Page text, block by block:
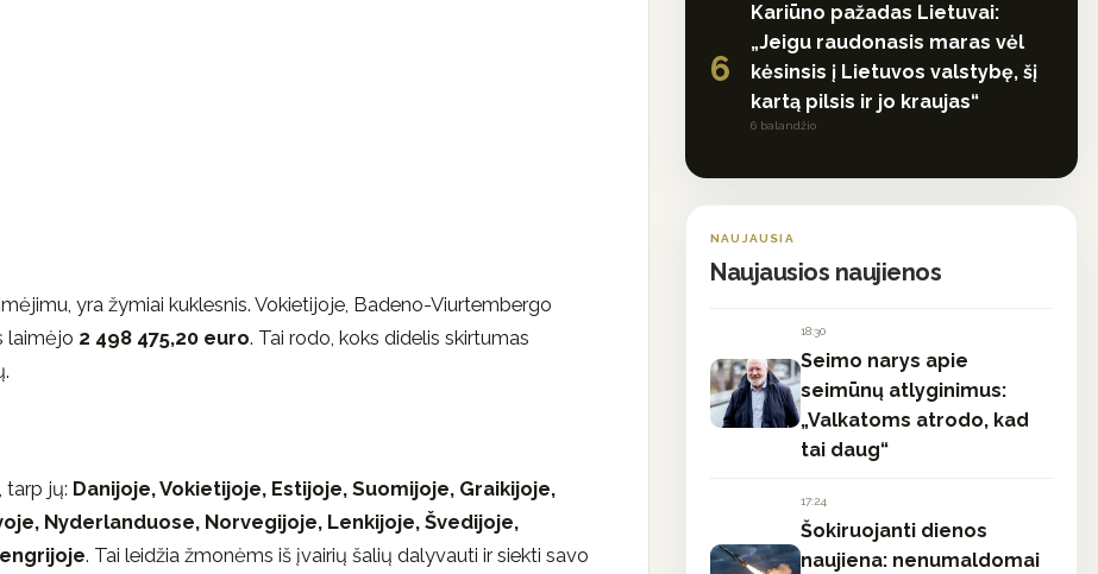
yra žymiai kuklesnis. Vokietijoje, Badeno-Viurtembergo
laimėjo 2 498 475,20 euro. Tai rodo, koks didelis skirtumas
, tarp jų: Danijoje, Vokietijoje, Estijoje, Suomijoje, Graikijoje,
Nyderlanduose, Norvegijoje, Lenkijoje, Švedijoje,
. Tai leidžia žmonėms iš įvairių šalių dalyvauti ir siekti savo
6
Kariūno pažadas Lietuvai:
„Jeigu raudonasis maras vėl
kėsinsis į Lietuvos valstybę, šį
kartą pilsis ir jo kraujas“
6 balandžio
NAUJAUSIA
Naujausios naujienos
18:30
Seimo narys apie
seimūnų atlyginimus:
„Valkatoms atrodo, kad
tai daug“
17:24
Šokiruojanti dienos
naujiena: nenumaldomai